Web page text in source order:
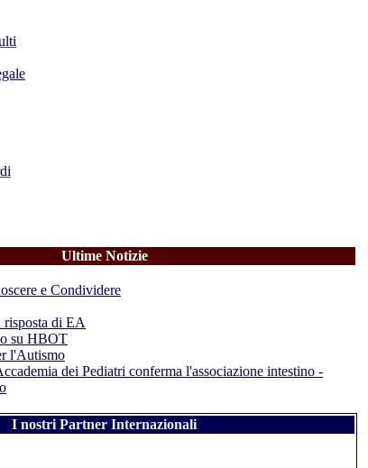
Ultime Notizie
e Condividere
risposta di EA
su HBOT
l'Autismo
dei Pediatri conferma l'associazione intestino -
I nostri Partner Internazionali